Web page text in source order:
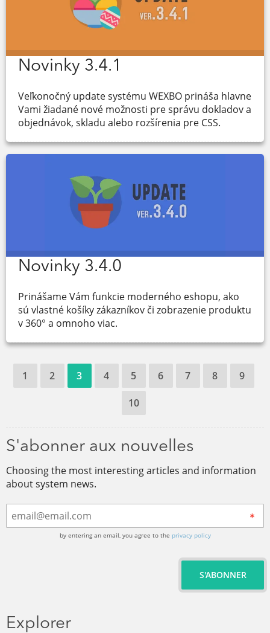
Novinky 3.4.1
Veľkonočný update systému WEXBO prináša hlavne
Vami žiadané nové možnosti pre správu dokladov a
objednávok, skladu alebo rozšírenia pre CSS.
Novinky 3.4.0
Prinášame Vám funkcie moderného eshopu, ako
sú vlastné košíky zákazníkov či zobrazenie produktu
v 360° a omnoho viac.
1 2 3 4 5 6 7 8 9
10
S'abonner aux nouvelles
Choosing the most interesting articles and information
about system news.
by entering an email, you agree to the privacy policy
S'ABONNER
Explorer